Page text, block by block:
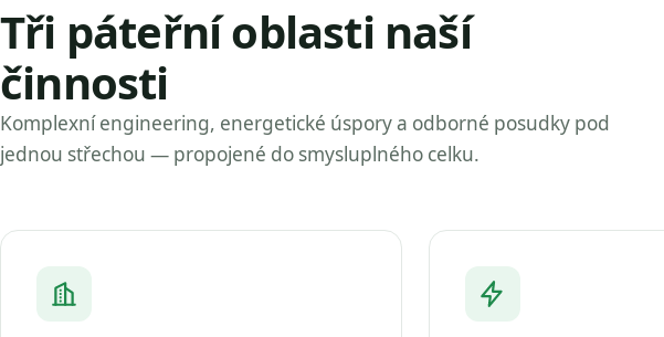
Tři páteřní oblasti naší
činnosti
Komplexní engineering, energetické úspory a odborné posudky pod
jednou střechou — propojené do smysluplného celku.